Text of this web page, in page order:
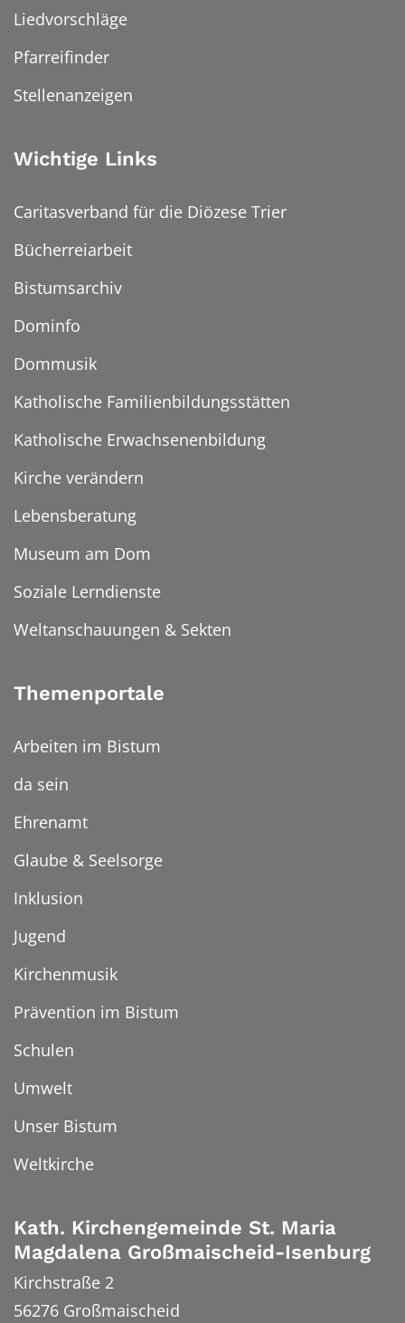
Liedvorschläge
Pfarreifinder
Stellenanzeigen
Wichtige Links
Caritasverband für die Diözese Trier
Bücherreiarbeit
Bistumsarchiv
Dominfo
Dommusik
Katholische Familienbildungsstätten
Katholische Erwachsenenbildung
Kirche verändern
Lebensberatung
Museum am Dom
Soziale Lerndienste
Weltanschauungen & Sekten
Themenportale
Arbeiten im Bistum
da sein
Ehrenamt
Glaube & Seelsorge
Inklusion
Jugend
Kirchenmusik
Prävention im Bistum
Schulen
Umwelt
Unser Bistum
Weltkirche
Kath. Kirchengemeinde St. Maria
Magdalena Großmaischeid-Isenburg
Kirchstraße 2
56276 Großmaischeid